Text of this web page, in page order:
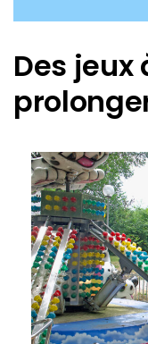
Des jeux